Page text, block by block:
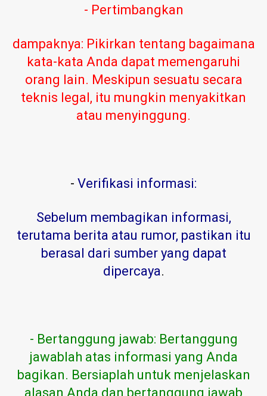
- Pertimbangkan
dampaknya: Pikirkan tentang bagaimana
kata-kata Anda dapat memengaruhi
orang lain. Meskipun sesuatu secara
teknis legal, itu mungkin menyakitkan
atau menyinggung.
- Verifikasi informasi:
Sebelum membagikan informasi,
terutama berita atau rumor, pastikan itu
berasal dari sumber yang dapat
dipercaya.
- Bertanggung jawab: Bertanggung
jawablah atas informasi yang Anda
bagikan. Bersiaplah untuk menjelaskan
alasan Anda dan bertanggung jawab